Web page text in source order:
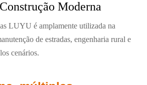
Moderna
LUYU é amplamente utilizada na
de estradas, engenharia rural e
cenários.